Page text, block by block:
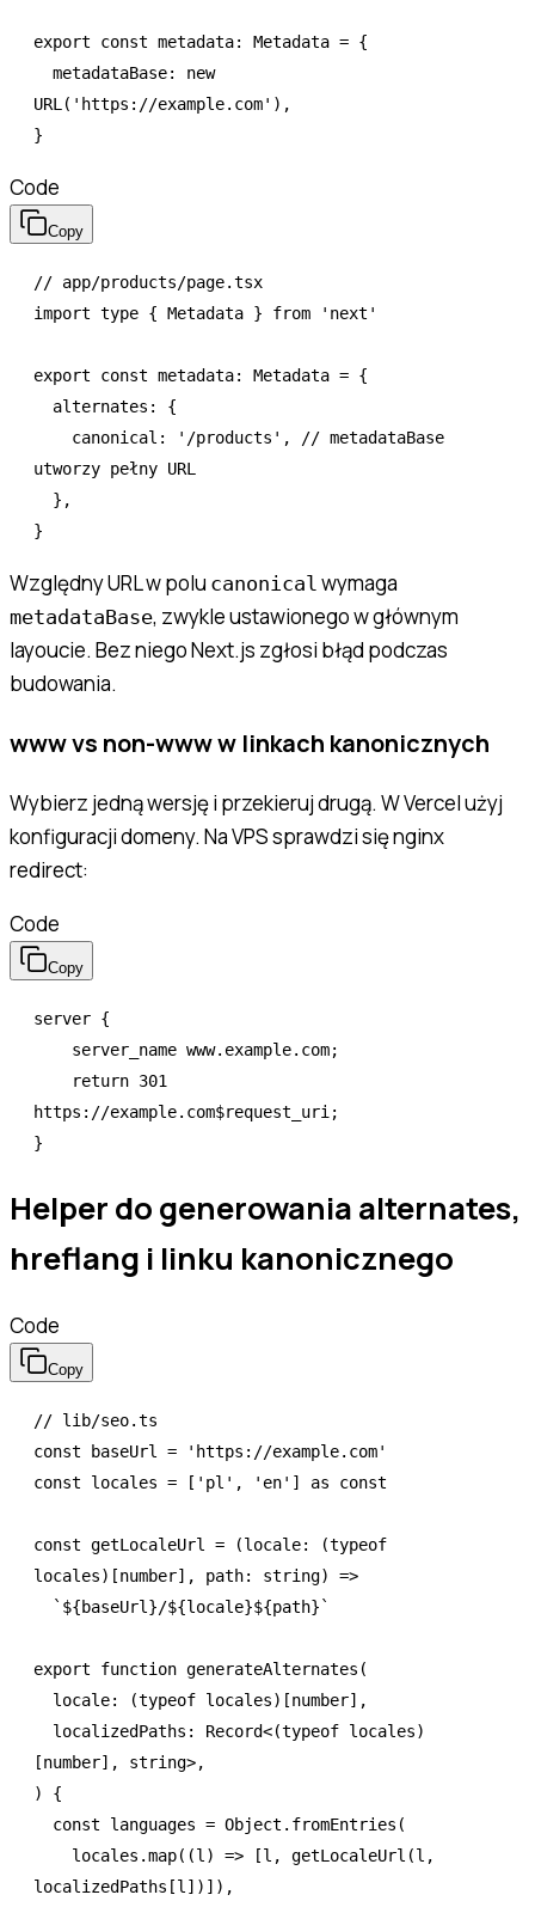
export const metadata: Metadata = {
  metadataBase
:
new
URL( 'https://example.com' ) ,
}
Code
Copy
// app/products/page.tsx
import type { Metadata } from 'next'
export const metadata: Metadata = {
  alternates
:
{
    canonical
: '/products' ,
// metadataBase
utworzy pełny URL
  }
,
}
Względny URL w polu canonical wymaga
metadataBase, zwykle ustawionego w głównym
layoucie. Bez niego Next.js zgłosi błąd podczas
budowania.
www vs non-www w linkach kanonicznych
Wybierz jedną wersję i przekieruj drugą. W Vercel użyj
konfiguracji domeny. Na VPS sprawdzi się nginx
redirect:
Code
Copy
server {
    server_name
www.example.com;
    return
301
https://example.com$request_uri;
}
Helper do generowania alternates,
hreflang i linku kanonicznego
Code
Copy
// lib/seo.ts
const baseUrl = 'https://example.com'
const locales = [ 'pl' , 'en' ] as const
const getLocaleUrl = (locale: (typeof
locales)[number] , path: string) =>
  `
${baseUrl}/${locale}${path} `
export function generateAlternates (
  locale
: (typeof locales)[number] ,
  localizedPaths
: Record<(typeof locales)
[number] , string>,
) {
  const
languages = Object .fromEntries (
    locales
.map((l) => [l , getLocaleUrl (l ,
localizedPaths[l])]) ,